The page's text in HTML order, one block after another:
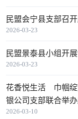
2026-03-23
民盟会宁县支部召
2026-03-23
民盟景泰县小组开
2026-03-10
花香悦生活 巾帼
银公司支部联合举